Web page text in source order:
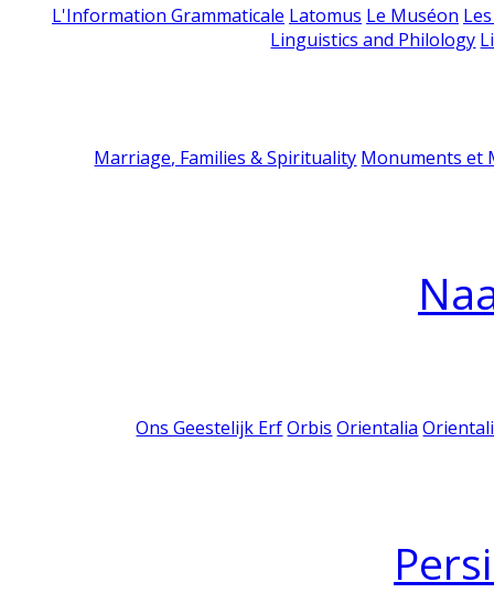
L'Information Grammaticale Latomus Le Muséon
Linguistics and Philology
Marriage, Families & Spirituality Monuments et
Ons Geestelijk Erf Orbis Orientalia